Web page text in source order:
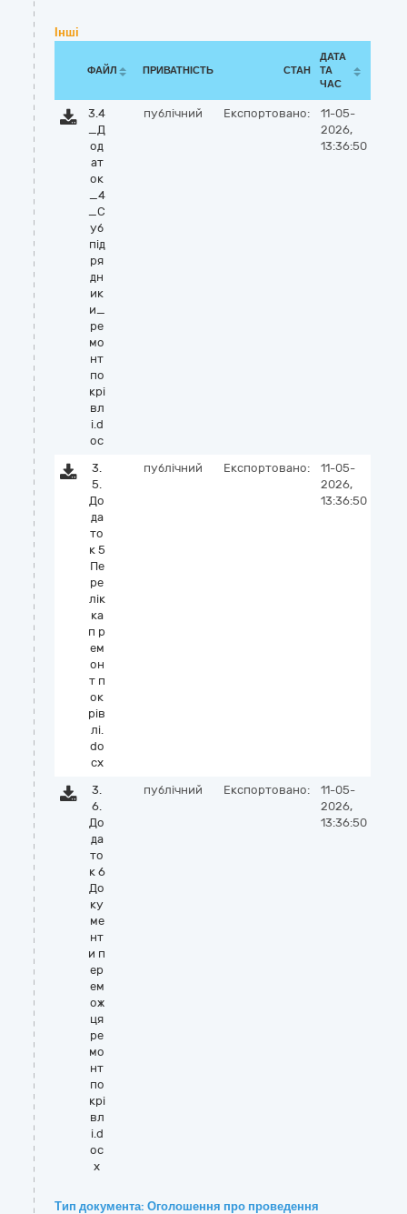
Інші
ФАЙЛ ПРИВАТНІСТЬ СТАН
ДАТА
ТА
ЧАС
3.4
_Д
од
ат
ок
_4
_С
уб
пiд
ря
дн
ик
и_
ре
мо
нт
по
крі
вл
і.d
oc
публічний Експортовано:
11-05-
2026,
13:36:50
3.
5.
До
да
то
к 5
Пе
ре
лік
ка
п р
ем
он
т п
ок
рів
лі.
do
cx
публічний Експортовано:
11-05-
2026,
13:36:50
3.
6.
До
да
то
к 6
До
ку
ме
нт
и п
ер
ем
ож
ця
ре
мо
нт
по
крі
вл
і.d
oc
x
публічний Експортовано:
11-05-
2026,
13:36:50
Тип документа: Оголошення про проведення